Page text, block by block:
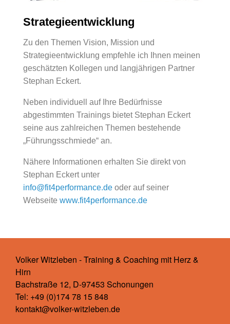
Strategieentwicklung
Zu den Themen Vision, Mission und
Strategieentwicklung empfehle ich Ihnen meinen
geschätzten Kollegen und langjährigen Partner
Stephan Eckert.
Neben individuell auf Ihre Bedürfnisse
abgestimmten Trainings bietet Stephan Eckert
seine aus zahlreichen Themen bestehende
„Führungsschmiede“ an.
Nähere Informationen erhalten Sie direkt von
Stephan Eckert unter
info@fit4performance.de oder auf seiner
Webseite www.fit4performance.de
Volker Witzleben - Training & Coaching mit Herz &
Hirn
Bachstraße 12, D-97453 Schonungen
Tel: +49 (0)174 78 15 848
kontakt@volker-witzleben.de